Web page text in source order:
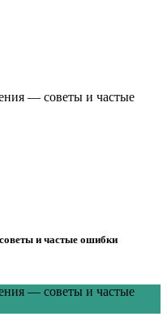
и частые ошибки